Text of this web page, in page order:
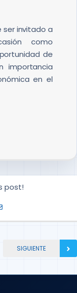
ser invitado a
como
de
importancia
en el
post!
SIGUIENTE